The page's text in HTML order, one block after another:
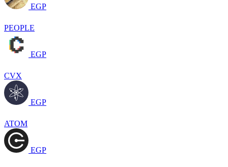
EGP
PEOPLE
EGP
CVX
EGP
ATOM
EGP